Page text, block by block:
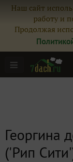
Наш сайт
работу и
Продолжая
Георгина
('Рип